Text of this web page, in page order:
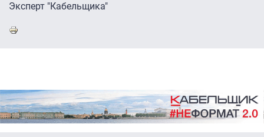
Эксперт "Кабельщика"